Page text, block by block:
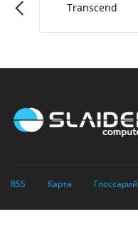
L Transcend
RSS Карта Глоссарий